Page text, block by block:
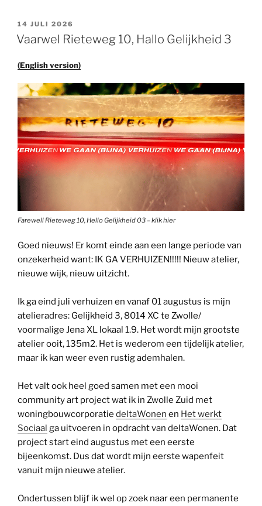
GEPLAATST
OP
14 JULI 2026
Vaarwel Rieteweg 10, Hallo Gelijkheid 3
(English version)
Farewell Rieteweg 10, Hello Gelijkheid 03 – klik hier
Goed nieuws! Er komt einde aan een lange periode van
onzekerheid want: IK GA VERHUIZEN!!!!! Nieuw atelier,
nieuwe wijk, nieuw uitzicht.
Ik ga eind juli verhuizen en vanaf 01 augustus is mijn
atelieradres: Gelijkheid 3, 8014 XC te Zwolle/
voormalige Jena XL lokaal 1.9. Het wordt mijn grootste
atelier ooit, 135m2. Het is wederom een tijdelijk atelier,
maar ik kan weer even rustig ademhalen.
Het valt ook heel goed samen met een mooi
community art project wat ik in Zwolle Zuid met
woningbouwcorporatie deltaWonen en Het werkt
Sociaal ga uitvoeren in opdracht van deltaWonen. Dat
project start eind augustus met een eerste
bijeenkomst. Dus dat wordt mijn eerste wapenfeit
vanuit mijn nieuwe atelier.
Ondertussen blijf ik wel op zoek naar een permanente